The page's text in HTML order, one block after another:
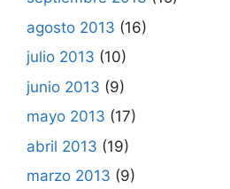
agosto 2013 (16)
julio 2013 (10)
junio 2013 (9)
mayo 2013 (17)
abril 2013 (19)
marzo 2013 (9)